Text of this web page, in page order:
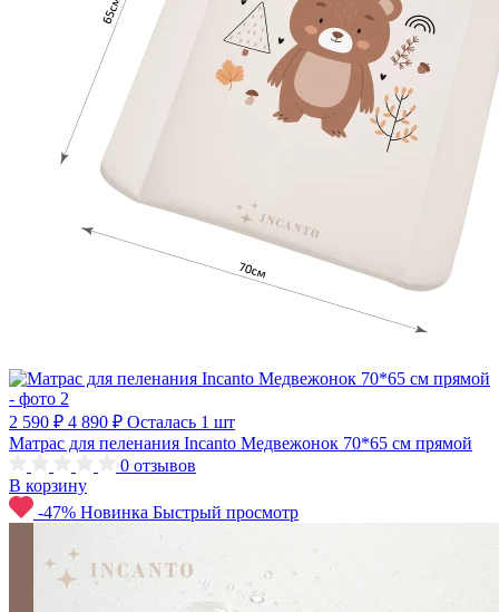
2 590 ₽ 4 890 ₽ Осталась 1 шт
Матрас для пеленания Incanto Медвежонок 70*65 см прямой
0 отзывов
В корзину
-47% Новинка Быстрый просмотр